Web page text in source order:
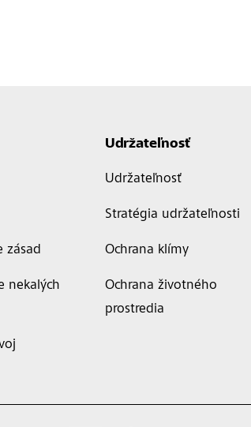
zásad
nekalých
Udržateľnosť
Udržateľnosť
Stratégia udržateľnosti
Ochrana klímy
Ochrana životného
prostredia